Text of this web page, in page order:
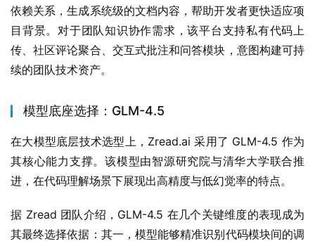
依赖关系，生成系统级的文档内容，帮助开发者更快适应项
目背景。对于团队知识协作需求，该平台支持私有代码上
传、社区评论聚合、交互式批注和问答模块，意图构建可持
续的团队技术资产。
模型底座选择：GLM-4.5
在大模型底层技术选型上，Zread.ai 采用了 GLM-4.5 作为
其核心能力支撑。该模型由智源研究院与清华大学联合推
进，在代码理解场景下展现出高精度与低幻觉率的特点。
据 Zread 团队介绍，GLM-4.5 在几个关键维度的表现成为
其最终选择依据：其一，模型能够精准识别代码模块间的调